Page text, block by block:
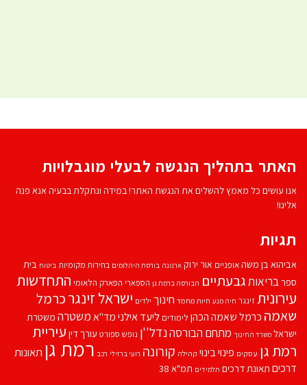
האתר בתהליך הנגשה לבעלי מוגבלויות
אנו עושים כל מאמץ להשלים את הנגשת האתר! במידה ונתקלת בבעיה אנא פנה
אלינו!
תגיות
אביהוא בן משהאופניים אור ירוק ארנונה בורסת היהלומים בחירות מקומיות ביטוח בית
ספרבריאותגבעתיים הבורסה ברמת גן הספארי הפארק הלאומי התחדשות
עירוניתזינגר חיה מנע חיות מחמד חינוך ילדים ישראל זינגרכרמל
שאמה כרמל שאמה הכהן לימודים ליעד אילנימד''אמשטרה משטרת
ישראל משרד החינוך מתחם הבורסהנדל''ן נופש ספורט עורך דין עיריית
רמת גן עסקים פינוי בינוי קהילה קורונה רועי ברזילי רכב רמת גן תאונות
דרכים תאונת דרכים תלמידים תמ"א 38